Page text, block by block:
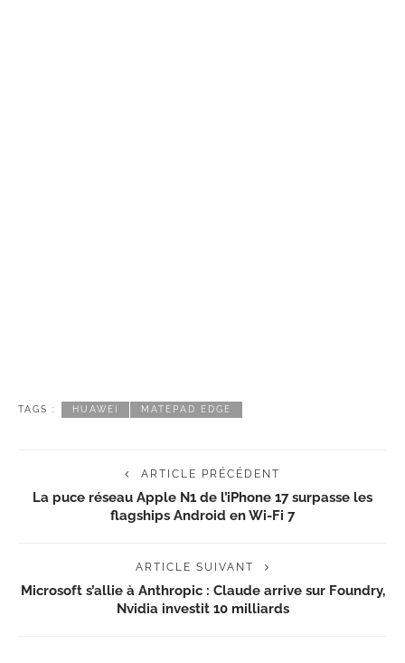
TAGS : HUAWEI MATEPAD EDGE
ARTICLE PRÉCÉDENT
La puce réseau Apple N1 de l’iPhone 17 surpasse les
flagships Android en Wi-Fi 7
ARTICLE SUIVANT
Microsoft s’allie à Anthropic : Claude arrive sur Foundry,
Nvidia investit 10 milliards